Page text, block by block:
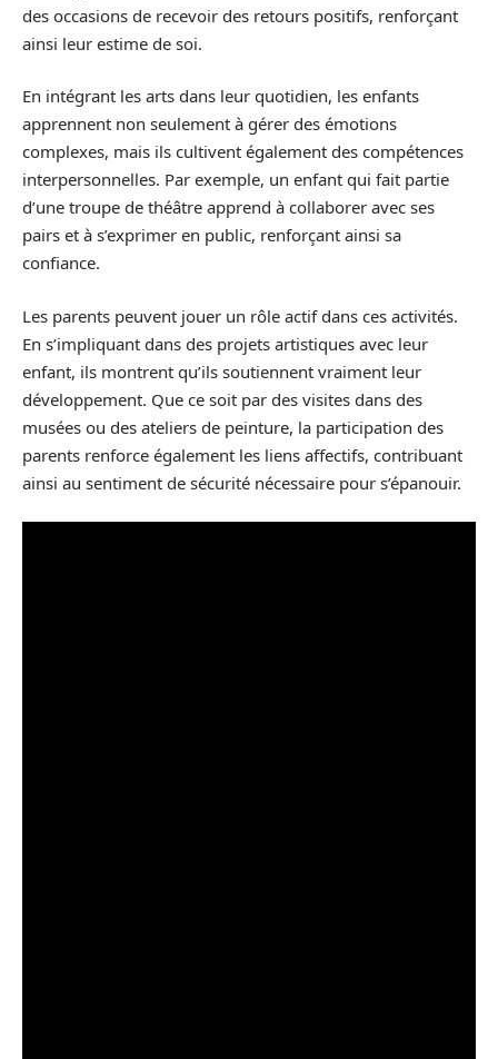
des occasions de recevoir des retours positifs, renforçant
ainsi leur estime de soi.
En intégrant les arts dans leur quotidien, les enfants
apprennent non seulement à gérer des émotions
complexes, mais ils cultivent également des compétences
interpersonnelles. Par exemple, un enfant qui fait partie
d’une troupe de théâtre apprend à collaborer avec ses
pairs et à s’exprimer en public, renforçant ainsi sa
confiance.
Les parents peuvent jouer un rôle actif dans ces activités.
En s’impliquant dans des projets artistiques avec leur
enfant, ils montrent qu’ils soutiennent vraiment leur
développement. Que ce soit par des visites dans des
musées ou des ateliers de peinture, la participation des
parents renforce également les liens affectifs, contribuant
ainsi au sentiment de sécurité nécessaire pour s’épanouir.